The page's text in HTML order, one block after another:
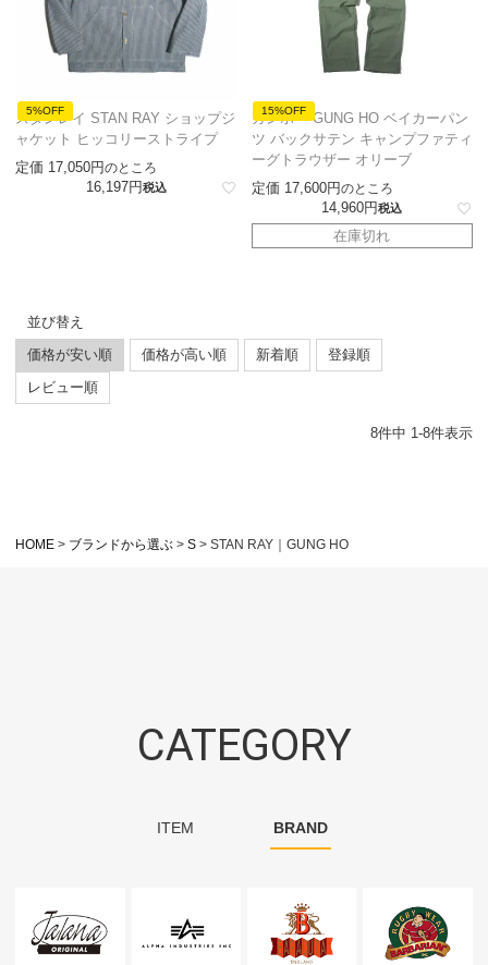
5%OFF
スタンレイ STAN RAY ショップジ
ャケット ヒッコリーストライプ
定価 17,050 のところ
16,197 税込
15%OFF
ガンホー GUNG HO ベイカーパン
ツ バックサテン キャンプファティ
ーグトラウザー オリーブ
定価 17,600 のところ
14,960 税込
在庫切れ
並び替え
価格が安い順
価格が高い順 新着順
登録順
レビュー順
8件中 1 -8件表示
HOME ブランドから選ぶ S STAN RAY｜GUNG HO
CATEGORY
ITEM BRAND